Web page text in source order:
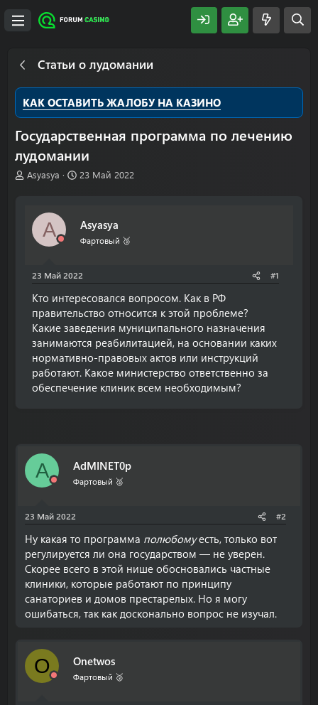
Статьи о лудомании
КАК ОСТАВИТЬ ЖАЛОБУ НА КАЗИНО
Государственная программа по лечению
лудомании
А
ы
Asyasya
Д
н
а
л
23 Май 2022
A Asyasya
Фартовый 🥉
23 Май 2022 #1
Кто интересовался вопросом. Как в РФ
правительство относится к этой проблеме?
Какие заведения муниципального назначения
занимаются реабилитацией, на основании каких
нормативно-правовых актов или инструкций
работают. Какое министерство ответственно за
обеспечение клиник всем необходимым?
A AdMINET0p
Фартовый 🥈
23 Май 2022 #2
Ну какая то программа полюбомуесть, только вот
регулируется ли она государством — не уверен.
Скорее всего в этой нише обосновались частные
клиники, которые работают по принципу
санаториев и домов престарелых. Но я могу
ошибаться, так как досконально вопрос не изучал.
O Onetwos
Фартовый 🥈